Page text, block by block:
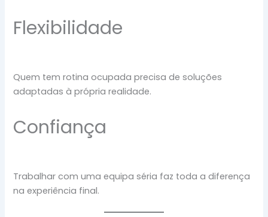
Flexibilidade
Quem tem rotina ocupada precisa de soluções
adaptadas à própria realidade.
Confiança
Trabalhar com uma equipa séria faz toda a diferença
na experiência final.